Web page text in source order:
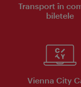
Transport în
biletele
Vienna City